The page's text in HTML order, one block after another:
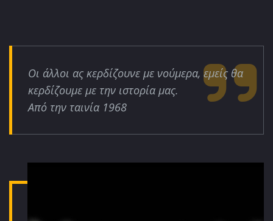
Οι άλλοι ας κερδίζουνε με νούμερα, εμείς θα
κερδίζουμε με την ιστορία μας.
Από την ταινία 1968